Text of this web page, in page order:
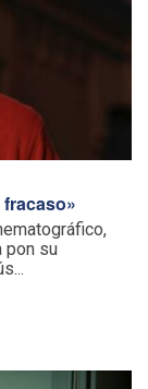
pon su